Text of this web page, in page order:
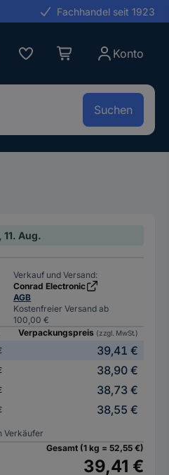
Fachhandel seit 1923
Konto
Suchen
Aug.
Verkauf und Versand:
Conrad Electronic
AGB
Kostenfreier Versand ab
100,00 €
Verpackungspreis (zzgl. MwSt.)
39,41 €
38,90 €
38,73 €
38,55 €
Verkäufer
Gesamt (1 kg = 52,55 €)
39,41 €